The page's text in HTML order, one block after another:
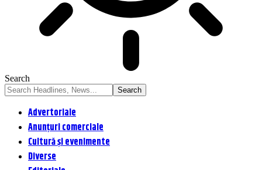
Search
Advertoriale
Anunțuri comerciale
Cultură și evenimente
Diverse